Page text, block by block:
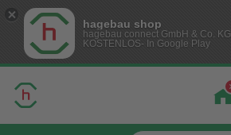
hagebau shop
hagebau connect GmbH & Co. KG
KOSTENLOS- In Google Play